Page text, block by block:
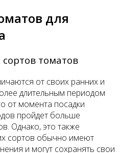
для
томатов
от своих ранних и
длительным периодом
от момента посадки
пройдет больше
Однако, это также
сортов обычно имеют
и могут сохранять свои